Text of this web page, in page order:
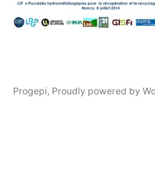
Progepi, Proudly powered by